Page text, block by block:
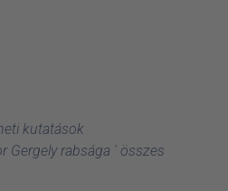
kutatások
Gergely rabsága ' összes